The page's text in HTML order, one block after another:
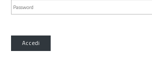
Accedi